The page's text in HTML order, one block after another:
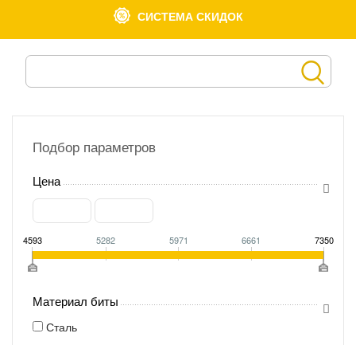
СИСТЕМА СКИДОК
Подбор параметров
Цена
4593 5282 5971 6661 7350
Материал биты
Сталь